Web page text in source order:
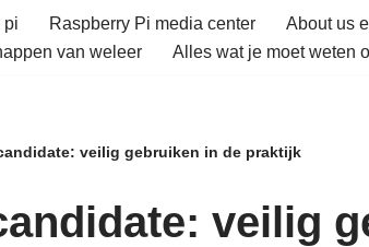
pi Raspberry Pi media center
About us
van weleer
Alles wat je moet weten
veilig gebruiken in de praktijk
veilig